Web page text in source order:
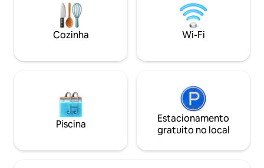
totalmente equipada com todos os itens
essenciais que nossos hóspedes podem
precisar. Usamos toalhas, roupas de
cama e travesseiros brancos para
e cuidado.
Cozinha Wi-Fi
Piscina
Estacionamento
gratuito no local